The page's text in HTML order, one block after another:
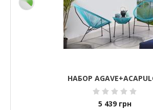
НАБОР
5 439 грн